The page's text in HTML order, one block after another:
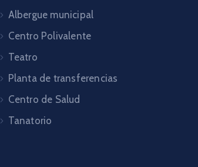
Albergue municipal
Centro Polivalente
Teatro
Planta de transferencias
Centro de Salud
Tanatorio